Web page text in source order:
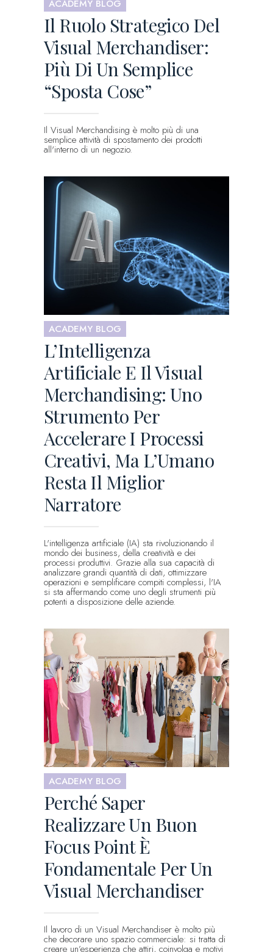
ACADEMY BLOG
Il Ruolo Strategico Del
Visual Merchandiser:
Più Di Un Semplice
“Sposta Cose”
Il Visual Merchandising è molto più di una
semplice attività di spostamento dei prodotti
all'interno di un negozio.
ACADEMY BLOG
L’Intelligenza
Artificiale E Il Visual
Merchandising: Uno
Strumento Per
Accelerare I Processi
Creativi, Ma L’Umano
Resta Il Miglior
Narratore
L'intelligenza artificiale (IA) sta rivoluzionando il
mondo dei business, della creatività e dei
processi produttivi. Grazie alla sua capacità di
analizzare grandi quantità di dati, ottimizzare
operazioni e semplificare compiti complessi, l'IA
si sta affermando come uno degli strumenti più
potenti a disposizione delle aziende.
ACADEMY BLOG
Perché Saper
Realizzare Un Buon
Focus Point È
Fondamentale Per Un
Visual Merchandiser
Il lavoro di un Visual Merchandiser è molto più
che decorare uno spazio commerciale: si tratta di
creare un’esperienza che attiri, coinvolga e motivi